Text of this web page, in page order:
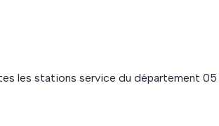
les stations service du département 05